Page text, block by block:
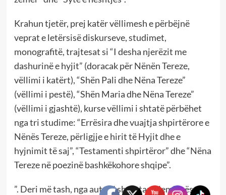
Krahun tjetër, prej katër vëllimesh e përbëjnë
veprat e letërsisë diskurseve, studimet,
monografitë, trajtesat si “I desha njerëzit me
dashurinë e hyjit” (doracak për Nënën Tereze,
vëllimi i katërt), “Shën Pali dhe Nëna Tereze”
(vëllimi i pestë), “Shën Maria dhe Nëna Tereze”
(vëllimi i gjashtë), kurse vëllimi i shtatë përbëhet
nga tri studime: “Errësira dhe vuajtja shpirtërore e
Nënës Tereze, përligjje e hirit të Hyjit dhe e
hyjnimit të saj”, “Testamenti shpirtëror” dhe “Nëna
Tereze në poezinë bashkëkohore shqipe”.
”. Deri më tash, nga autorë shqiptarë, jemi mësuar